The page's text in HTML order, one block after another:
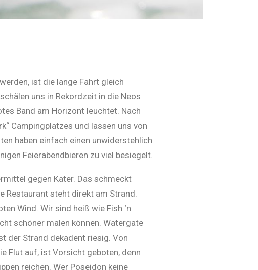
ist die lange Fahrt gleich
uns in Rekordzeit in die Neos
Band am Horizont leuchtet. Nach
Campingplatzes und lassen uns von
haben einfach einen unwiderstehlich
Feierabendbieren zu viel besiegelt.
gegen Kater. Das schmeckt
Restaurant steht direkt am Strand.
Wind. Wir sind heiß wie Fish ‘n
schöner malen können. Watergate
der Strand dekadent riesig. Von
Flut auf, ist Vorsicht geboten, denn
reichen. Wer Poseidon keine